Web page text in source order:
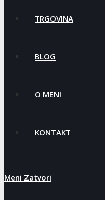
TRGOVINA
BLOG
O MENI
KONTAKT
Meni Zatvori